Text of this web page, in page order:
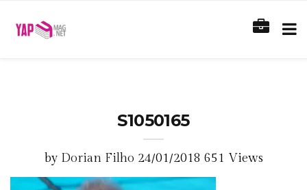
S1050165
by Dorian Filho 24/01/2018 651 Views